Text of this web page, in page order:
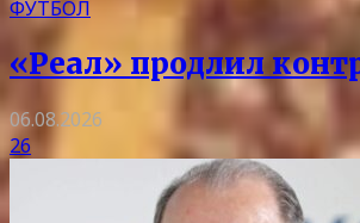
ФУТБОЛ
«Реал» продлил
06.08.2026
26